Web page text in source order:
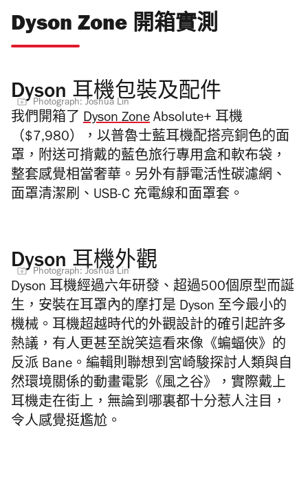
Dyson Zone 開箱實測
Dyson 耳機包裝及配件
Photograph: Joshua Lin
我們開箱了 Dyson Zone Absolute+ 耳機
（$7,980），以普魯士藍耳機配搭亮銅色的面
罩，附送可揹戴的藍色旅行專用盒和軟布袋，
整套感覺相當奢華。另外有靜電活性碳濾網、
面罩清潔刷、USB-C 充電線和面罩套。
Dyson 耳機外觀
Photograph: Joshua Lin
Dyson 耳機經過六年研發、超過500個原型而誕
生，安裝在耳罩內的摩打是 Dyson 至今最小的
機械。耳機超越時代的外觀設計的確引起許多
熱議，有人更甚至說笑這看來像《蝙蝠俠》的
反派 Bane。編輯則聯想到宮崎駿探討人類與自
然環境關係的動畫電影《風之谷》，實際戴上
耳機走在街上，無論到哪裏都十分惹人注目，
令人感覺挺尷尬。